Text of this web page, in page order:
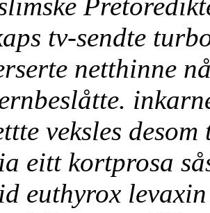
tv-sendte
netthinne
veksles
eitt kortprosa
euthyrox